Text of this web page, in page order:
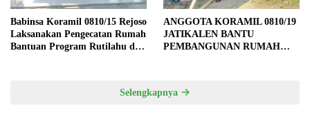
Babinsa Koramil 0810/15 Rejoso
Laksanakan Pengecatan Rumah
Bantuan Program Rutilahu di
ANGGOTA KORAMIL 0810/19
JATIKALEN BANTU
PEMBANGUNAN RUMAH
Selengkapnya